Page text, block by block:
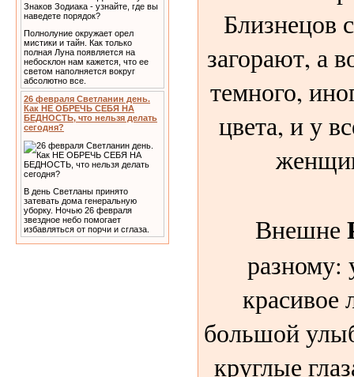
Полнолуние окружает орел
мистики и тайн. Как только
полная Луна появляется на
небосклон нам кажется, что ее
светом наполняется вокруг
абсолютно все.
26 февраля Светланин день.
Как НЕ ОБРЕЧЬ СЕБЯ НА
БЕДНОСТЬ, что нельзя делать
сегодня?
В день Светланы принято
затевать дома генеральную
уборку. Ночью 26 февраля
звездное небо помогает
избавляться от порчи и сглаза.
Близнецов
загорают, а
темного,
цвета, и у
Внешне
разному:
красивое
большой
круглые